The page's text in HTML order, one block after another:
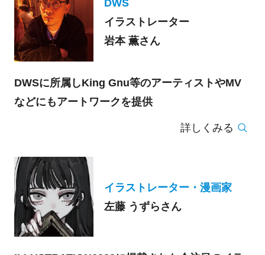
DWS
イラストレーター
岩本 薫さん
DWSに所属しKing Gnu等のアーティストやMV
などにもアートワークを提供
詳しくみる
イラストレーター・漫画家
左藤 うずらさん